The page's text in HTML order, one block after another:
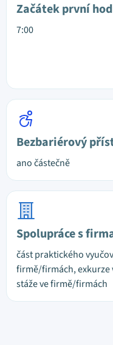
Začátek první
7:00
Bezbariérový
ano částečně
Spolupráce s
část praktického
firmě/firmách,
stáže ve firmě/firmách